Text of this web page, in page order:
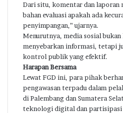
Dari situ, komentar dan laporan
bahan evaluasi apakah ada
penyimpangan,” ujarnya.
Menurutnya, media sosial bukan
menyebarkan informasi, tetapi
kontrol publik yang efektif.
Harapan Bersama
Lewat FGD ini, para pihak
pengawasan terpadu dalam
di Palembang dan Sumatera
teknologi digital dan partisipasi